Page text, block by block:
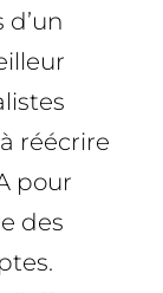
réécrire
pour
des